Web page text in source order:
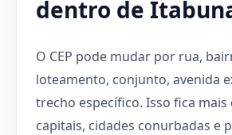
dentro de
O CEP pode mudar por rua,
loteamento, conjunto, avenida
trecho específico. Isso fica mais
capitais, cidades conurbadas e